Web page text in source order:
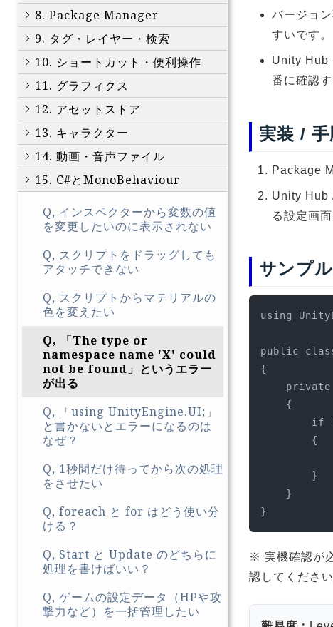
8. Package Manager
9. タグ・レイヤー・検索
10. ショートカット・便利操作
11. グラフィクス
12. アセットストア
13. キャラクター
14. 動画・音声ファイル
15. C#とMonoBehaviour
Q, インスペクターから変数の値
を変更したいのに表示されない
Q, スクリプトをドラッグしても
アタッチできない
Q, スクリプトからマテリアルの
色を変えたい
Q, 「The type or
namespace name 'X' could
not be found」というエラー
が出る
Q, 「using UnityEngine.UI;」
と書かないとエラーになるのは
なぜ？
Q, 1秒間だけ待ってから次の処理
をさせたい
Q, foreach と for はどう使い分
ける？
Q, Start と Update のどちらに
処理を書けばいい？
Q, ゲームの設定データ（HPや攻
撃力など）を一括管理したい
バージョ
すいです。
Unity Hub
番に確認
実装 / 手
Package
Unity Hub
る設定画
サンプ
using
public class
{
}
※ 実機確認が
認してください